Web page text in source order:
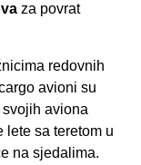
za povrat
redovnih
avioni su
aviona
lete sa teretom u
na sjedalima.